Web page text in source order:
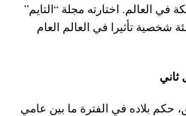
في العالم. اختارته مجلة “التايم”
شخصية تأثيرا في العالم العام
ثاني
حكم بلاده في الفترة ما بين عامي